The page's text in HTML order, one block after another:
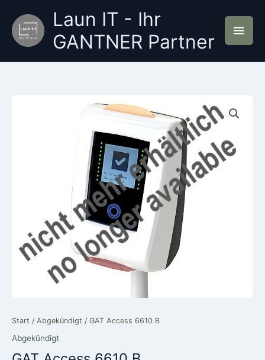
Inhalt
springen
Laun IT - Ihr
GANTNER Partner
Start / Abgekündigt / GAT Access 6610 B
Abgekündigt